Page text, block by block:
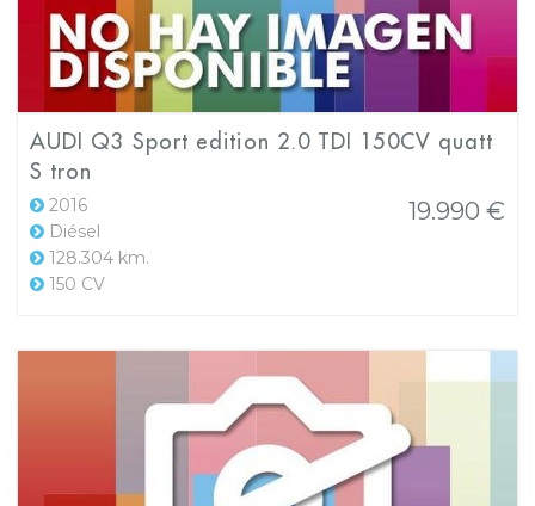
AUDI Q3 Sport edition 2.0 TDI 150CV quatt
S tron
2016
Diésel
128.304 km.
150 CV
19.990 €